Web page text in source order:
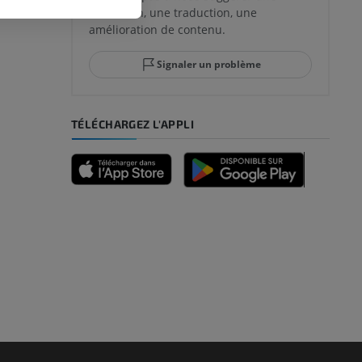
et de
correction, une traduction, une
amélioration de contenu.
Signaler un problème
TÉLÉCHARGEZ L'APPLI